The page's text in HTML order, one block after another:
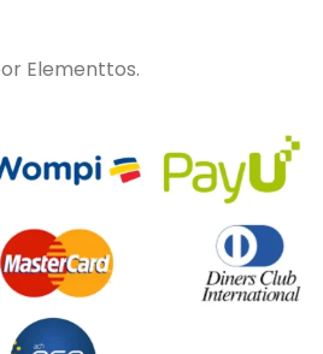
Elementtos.